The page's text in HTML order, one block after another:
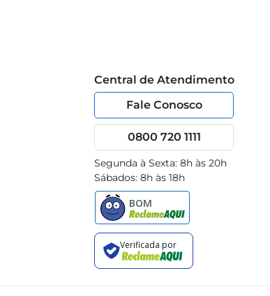
Central de Atendimento
Fale Conosco
0800 720 1111
Segunda à Sexta: 8h às 20h
Sábados: 8h às 18h